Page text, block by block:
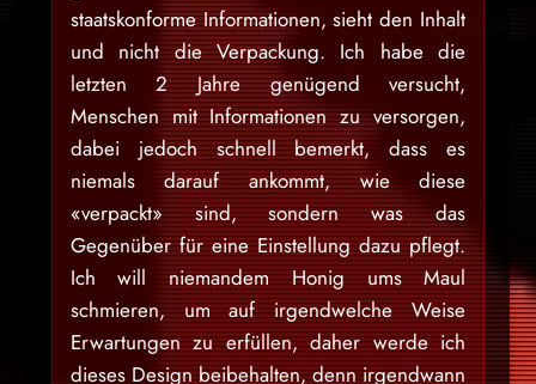
staatskonforme Informationen, sieht den Inhalt
und nicht die Verpackung. Ich habe die
letzten 2 Jahre genügend versucht,
Menschen mit Informationen zu versorgen,
dabei jedoch schnell bemerkt, dass es
niemals darauf ankommt, wie diese
«verpackt» sind, sondern was das
Gegenüber für eine Einstellung dazu pflegt.
Ich will niemandem Honig ums Maul
schmieren, um auf irgendwelche Weise
Erwartungen zu erfüllen, daher werde ich
dieses Design beibehalten, denn irgendwann